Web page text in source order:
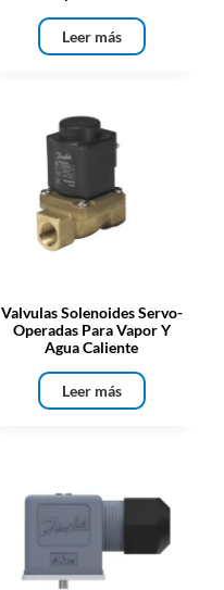
Leer más
Valvulas Solenoides Servo-
Operadas Para Vapor Y
Agua Caliente
Leer más